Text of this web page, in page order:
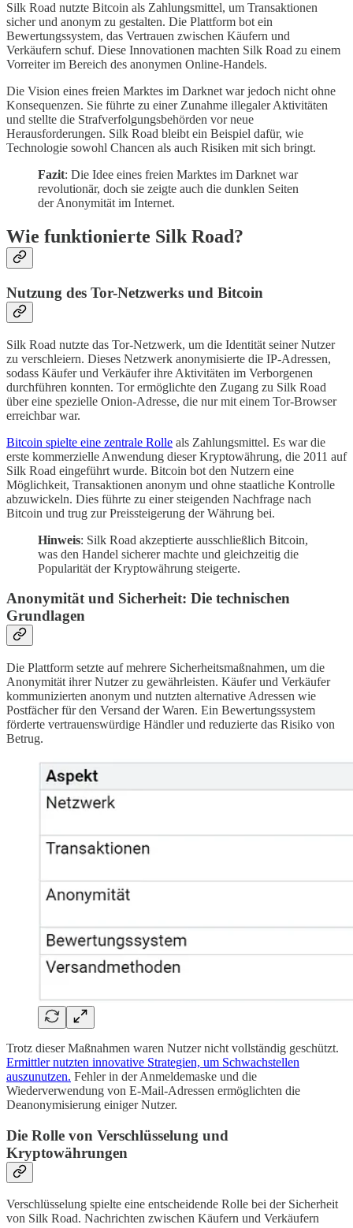
Silk Road nutzte Bitcoin als Zahlungsmittel, um Transaktionen
sicher und anonym zu gestalten. Die Plattform bot ein
Bewertungssystem, das Vertrauen zwischen Käufern und
Verkäufern schuf. Diese Innovationen machten Silk Road zu einem
Vorreiter im Bereich des anonymen Online-Handels.
Die Vision eines freien Marktes im Darknet war jedoch nicht ohne
Konsequenzen. Sie führte zu einer Zunahme illegaler Aktivitäten
und stellte die Strafverfolgungsbehörden vor neue
Herausforderungen. Silk Road bleibt ein Beispiel dafür, wie
Technologie sowohl Chancen als auch Risiken mit sich bringt.
Fazit: Die Idee eines freien Marktes im Darknet war
revolutionär, doch sie zeigte auch die dunklen Seiten
der Anonymität im Internet.
Wie funktionierte Silk Road?
Nutzung des Tor-Netzwerks und Bitcoin
Silk Road nutzte das Tor-Netzwerk, um die Identität seiner Nutzer
zu verschleiern. Dieses Netzwerk anonymisierte die IP-Adressen,
sodass Käufer und Verkäufer ihre Aktivitäten im Verborgenen
durchführen konnten. Tor ermöglichte den Zugang zu Silk Road
über eine spezielle Onion-Adresse, die nur mit einem Tor-Browser
erreichbar war.
Bitcoin spielte eine zentrale Rolle als Zahlungsmittel. Es war die
erste kommerzielle Anwendung dieser Kryptowährung, die 2011 auf
Silk Road eingeführt wurde. Bitcoin bot den Nutzern eine
Möglichkeit, Transaktionen anonym und ohne staatliche Kontrolle
abzuwickeln. Dies führte zu einer steigenden Nachfrage nach
Bitcoin und trug zur Preissteigerung der Währung bei.
Hinweis: Silk Road akzeptierte ausschließlich Bitcoin,
was den Handel sicherer machte und gleichzeitig die
Popularität der Kryptowährung steigerte.
Anonymität und Sicherheit: Die technischen
Grundlagen
Die Plattform setzte auf mehrere Sicherheitsmaßnahmen, um die
Anonymität ihrer Nutzer zu gewährleisten. Käufer und Verkäufer
kommunizierten anonym und nutzten alternative Adressen wie
Postfächer für den Versand der Waren. Ein Bewertungssystem
förderte vertrauenswürdige Händler und reduzierte das Risiko von
Betrug.
Trotz dieser Maßnahmen waren Nutzer nicht vollständig geschützt.
Ermittler nutzten innovative Strategien, um Schwachstellen
auszunutzen. Fehler in der Anmeldemaske und die
Wiederverwendung von E-Mail-Adressen ermöglichten die
Deanonymisierung einiger Nutzer.
Die Rolle von Verschlüsselung und
Kryptowährungen
Verschlüsselung spielte eine entscheidende Rolle bei der Sicherheit
von Silk Road. Nachrichten zwischen Käufern und Verkäufern